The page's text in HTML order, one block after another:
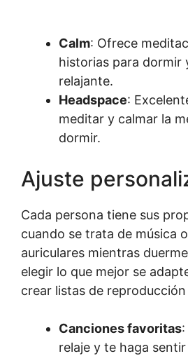
Calm: Ofrece
historias para dormir
relajante.
Headspace:
meditar y calmar la
dormir.
Ajuste
Cada persona tiene sus
cuando se trata de música
auriculares mientras
elegir lo que mejor se
crear listas de
Canciones favoritas
relaje y te haga